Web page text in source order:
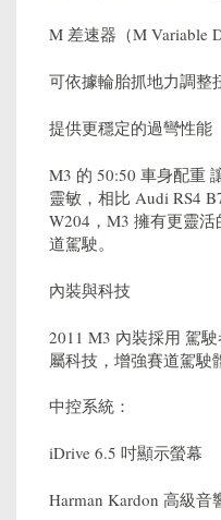
M 差速器（M Variable
可依據輪胎抓地力調整
提供更穩定的過彎性能
M3 的 50:50 車身配重
靈敏，相比 Audi RS4
W204，M3 擁有更靈
道駕駛。
內裝與科技
2011 M3 內裝採用 駕
屬科技，增強賽道駕駛
中控系統：
iDrive 6.5 吋顯示螢幕
Harman Kardon 高級音